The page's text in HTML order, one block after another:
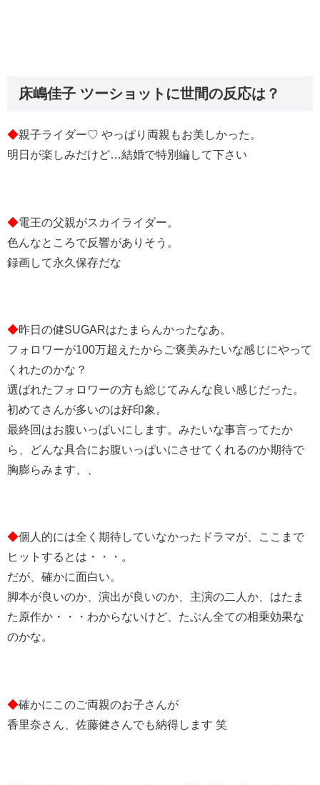
床嶋佳子 ツーショットに世間の反応は？
◆親子ライダー♡ やっぱり両親もお美しかった。
明日が楽しみだけど…結婚で特別編して下さい
◆電王の父親がスカイライダー。
色んなところで反響がありそう。
録画して永久保存だな
◆昨日の健SUGARはたまらんかったなあ。
フォロワーが100万超えたからご褒美みたいな感じにやって
くれたのかな？
選ばれたフォロワーの方も総じてみんな良い感じだった。
初めてさんが多いのは好印象。
最終回はお腹いっぱいにします。みたいな事言ってたか
ら、どんな具合にお腹いっぱいにさせてくれるのか期待で
胸膨らみます、、
◆個人的には全く期待していなかったドラマが、ここまで
ヒットするとは・・・。
だが、確かに面白い。
脚本が良いのか、演出が良いのか、主演の二人か、はたま
た原作か・・・わからないけど、たぶん全ての相乗効果な
のかな。
◆確かにこのご両親のお子さんが
香里奈さん、佐藤健さんでも納得します 笑